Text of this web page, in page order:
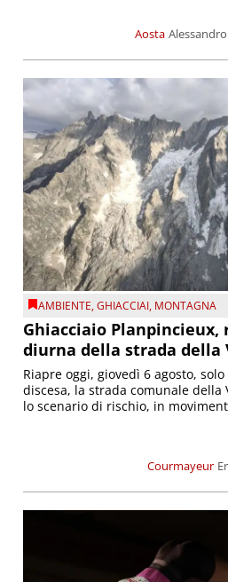
Aosta
AMBIENTE,GHIACCIAI, MONTAGNA
Ghiacciaio
diurna della strada della
Courmayeur
Riapre oggi, giovedì 6 agosto,
discesa, la strada comunale della
lo scenario di rischio, in